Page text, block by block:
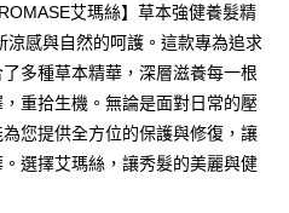
付 」之結帳頁面顯示為準，若有關於
等相關疑問，請聯繫「AFTEE先享後付
供之「AFTEE先享後付」服務完成之交
人資料，並將交易相關給付款項請求債
下網址：
)免運費
)免運費
)免運費
艾瑪絲】草本強健養髮精
涼感與自然的呵護。這款專為追求
多種草本精華，深層滋養每一根
重拾生機。無論是面對日常的壓
您提供全方位的保護與修復，讓
選擇艾瑪絲，讓秀髮的美麗與健